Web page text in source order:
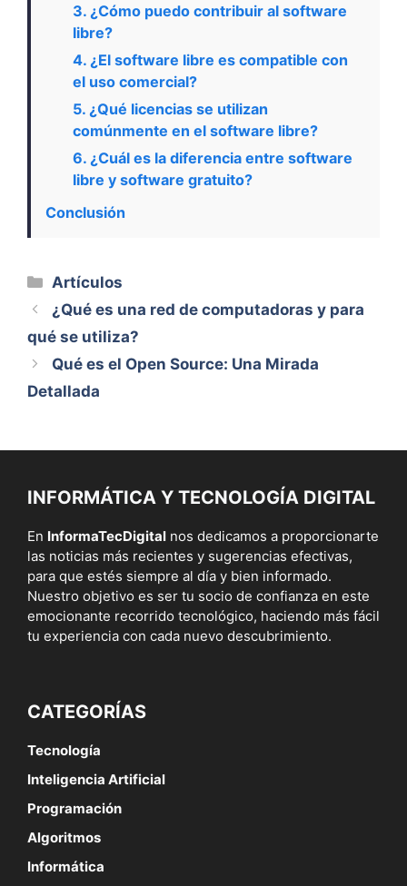
3. ¿Cómo puedo contribuir al software
libre?
4. ¿El software libre es compatible con
el uso comercial?
5. ¿Qué licencias se utilizan
comúnmente en el software libre?
6. ¿Cuál es la diferencia entre software
libre y software gratuito?
Conclusión
Categorías
Artículos
¿Qué es una red de computadoras y para
qué se utiliza?
Qué es el Open Source: Una Mirada
Detallada
INFORMÁTICA Y TECNOLOGÍA DIGITAL
En InformaTecDigital nos dedicamos a proporcionarte
las noticias más recientes y sugerencias efectivas,
para que estés siempre al día y bien informado.
Nuestro objetivo es ser tu socio de confianza en este
emocionante recorrido tecnológico, haciendo más fácil
tu experiencia con cada nuevo descubrimiento.
CATEGORÍAS
Tecnología
Inteligencia Artificial
Programación
Algoritmos
Informática